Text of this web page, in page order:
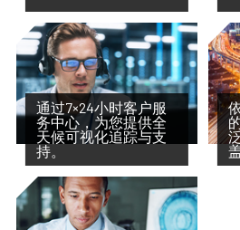
通过7×24小时客户服
务中心，为您提供全
天候可视化追踪与支
持。